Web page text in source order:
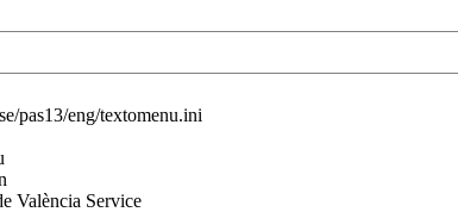
pas13/eng/textomenu.ini
València Service